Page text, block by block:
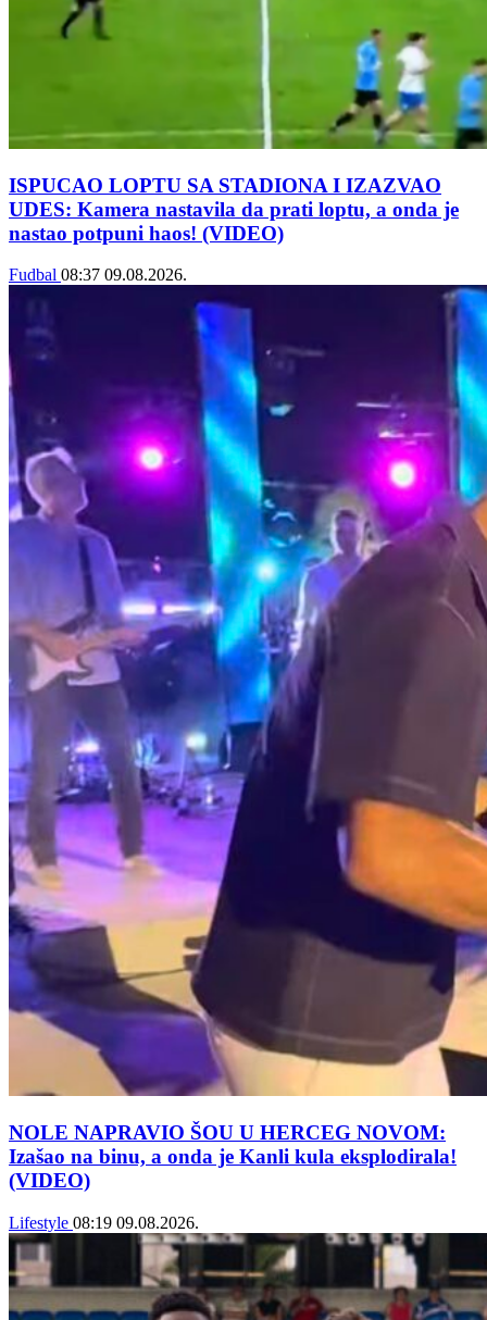
ISPUCAO LOPTU SA STADIONA I IZAZVAO
UDES: Kamera nastavila da prati loptu, a onda je
nastao potpuni haos! (VIDEO)
Fudbal 08:37 09.08.2026.
NOLE NAPRAVIO ŠOU U HERCEG NOVOM:
Izašao na binu, a onda je Kanli kula eksplodirala!
(VIDEO)
Lifestyle 08:19 09.08.2026.